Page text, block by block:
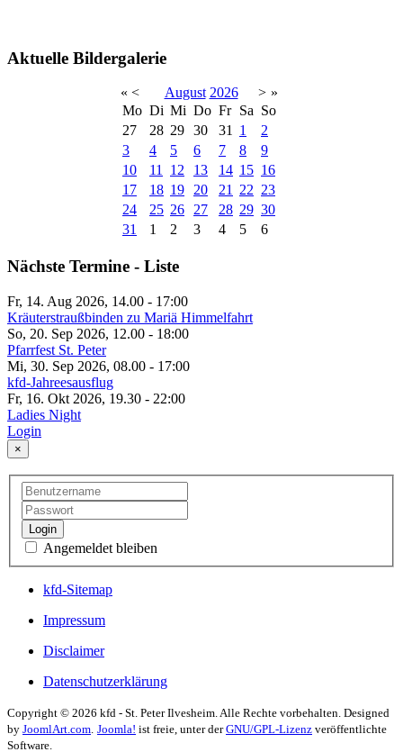
Aktuelle Bildergalerie
« < August 2026 > »
Mo Di Mi Do Fr Sa So
27
28 29 30 31 1
2
3
4 5 6 7 8
9
10
11 12 13 14 15 16
17
18 19 20 21 22 23
24
25 26 27 28 29 30
31
1 2 3 4 5 6
Nächste Termine - Liste
Fr, 14. Aug 2026, 14.00 - 17:00
Kräuterstraußbinden zu Mariä Himmelfahrt
So, 20. Sep 2026, 12.00 - 18:00
Pfarrfest St. Peter
Mi, 30. Sep 2026, 08.00 - 17:00
kfd-Jahreesausflug
Fr, 16. Okt 2026, 19.30 - 22:00
Ladies Night
Login
×
Login
Angemeldet bleiben
kfd-Sitemap
Impressum
Disclaimer
Datenschutzerklärung
Copyright © 2026 kfd - St. Peter Ilvesheim. Alle Rechte vorbehalten. Designed
by JoomlArt.com. Joomla! ist freie, unter derGNU/GPL-Lizenz veröffentlichte
Software.